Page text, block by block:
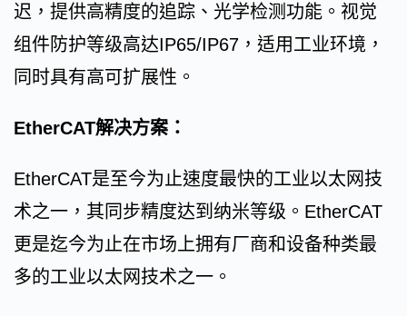
迟，提供高精度的追踪、光学检测功能。视觉
组件防护等级高达IP65/IP67，适用工业环境，
同时具有高可扩展性。
EtherCAT解决方案：
EtherCAT是至今为止速度最快的工业以太网技
术之一，其同步精度达到纳米等级。EtherCAT
更是迄今为止在市场上拥有厂商和设备种类最
多的工业以太网技术之一。